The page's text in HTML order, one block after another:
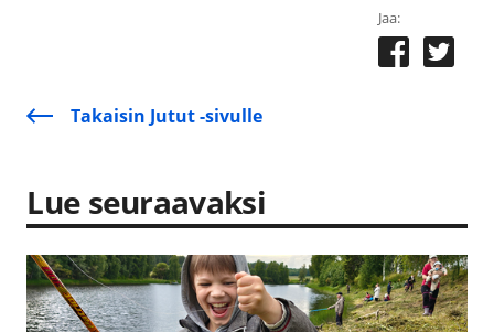
Jaa:
Takaisin Jutut -sivulle
Lue seuraavaksi